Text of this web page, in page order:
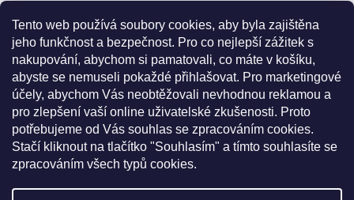
Tento web používá soubory cookies, aby byla zajištěna
jeho funkčnost a bezpečnost. Pro co nejlepší zážitek s
nakupování, abychom si pamatovali, co máte v košíku,
abyste se nemuseli pokaždé přihlašovat. Pro marketingové
účely, abychom Vás neobtěžovali nevhodnou reklamou a
pro zlepšení vaší online uživatelské zkušenosti. Proto
potřebujeme od Vás souhlas se zpracováním cookies.
Stačí kliknout na tlačítko "Souhlasím" a tímto souhlasíte se
zpracováním všech typů cookies.
Podmínky ochrany osobních údajů
Reklamační řád
Kritéria pro výběr koleček
Doprava a platba
Cookies
Novinky